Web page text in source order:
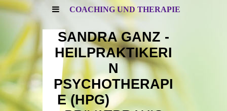
COACHING UND THERAPIE
SANDRA GANZ -
HEILPRAKTIKERI
N
PSYCHOTHERAPI
E (HPG)